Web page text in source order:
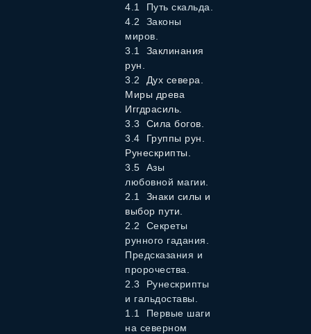
4.1 Путь скальда.
4.2 Законы
миров.
3.1 Заклинания
рун.
3.2 Дух севера.
Миры древа
Иггдрасиль.
3.3 Сила богов.
3.4 Группы рун.
Рунескрипты.
3.5 Азы
любовной магии.
2.1 Знаки силы и
выбор пути.
2.2 Секреты
рунного гадания.
Предсказания и
пророчества.
2.3 Рунескрипты
и гальдоставы.
1.1 Первые шаги
на северном